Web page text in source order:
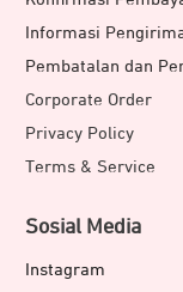
Informasi
Pembatalan dan
Corporate Order
Privacy Policy
Terms & Service
Sosial Media
Instagram